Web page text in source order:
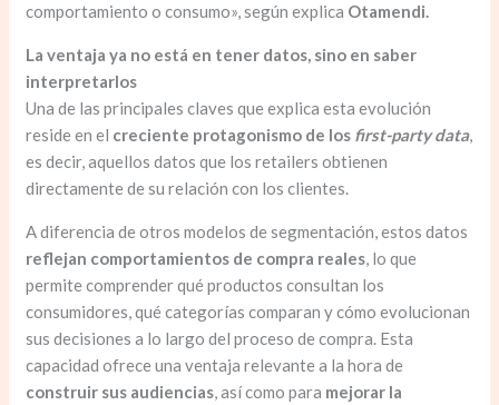
comportamiento o consumo», según explica Otamendi.
La ventaja ya no está en tener datos, sino en saber
interpretarlos
Una de las principales claves que explica esta evolución
reside en el creciente protagonismo de los first-party data,
es decir, aquellos datos que los retailers obtienen
directamente de su relación con los clientes.
A diferencia de otros modelos de segmentación, estos datos
reflejan comportamientos de compra reales, lo que
permite comprender qué productos consultan los
consumidores, qué categorías comparan y cómo evolucionan
sus decisiones a lo largo del proceso de compra. Esta
capacidad ofrece una ventaja relevante a la hora de
construir sus audiencias, así como para mejorar la